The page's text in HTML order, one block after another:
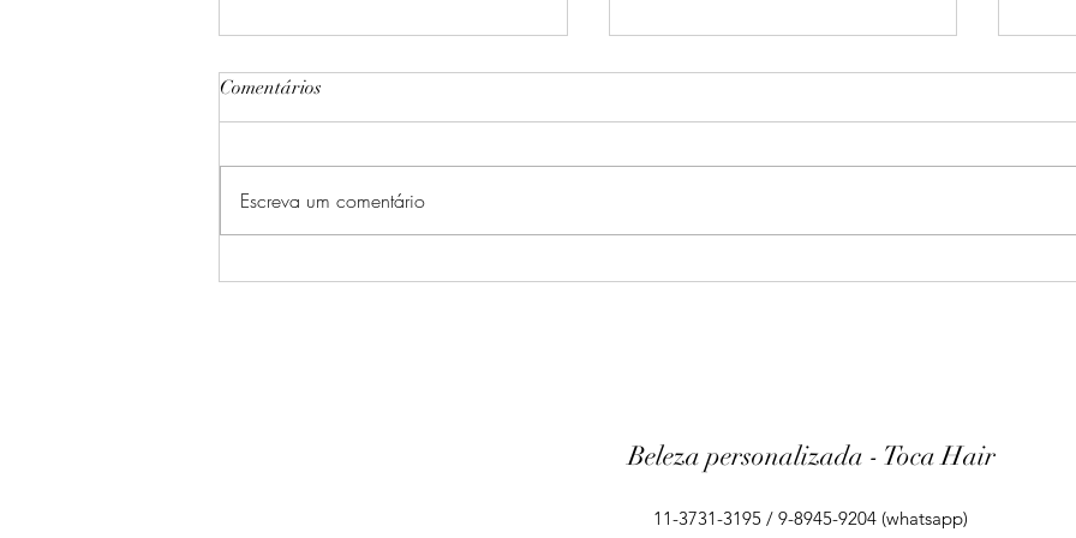
Comentários
Escreva um comentário
Beleza personalizada - Toca Hair
11-3731-3195 / 9-8945-9204 (whatsapp)